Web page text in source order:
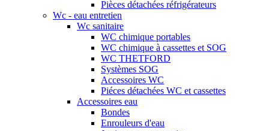
Pièces détachées réfrigérateurs
Wc - eau entretien
Wc sanitaire
WC chimique portables
WC chimique à cassettes et SOG
WC THETFORD
Systèmes SOG
Accessoires WC
Piéces détachées WC et cassettes
Accessoires eau
Bondes
Enrouleurs d'eau